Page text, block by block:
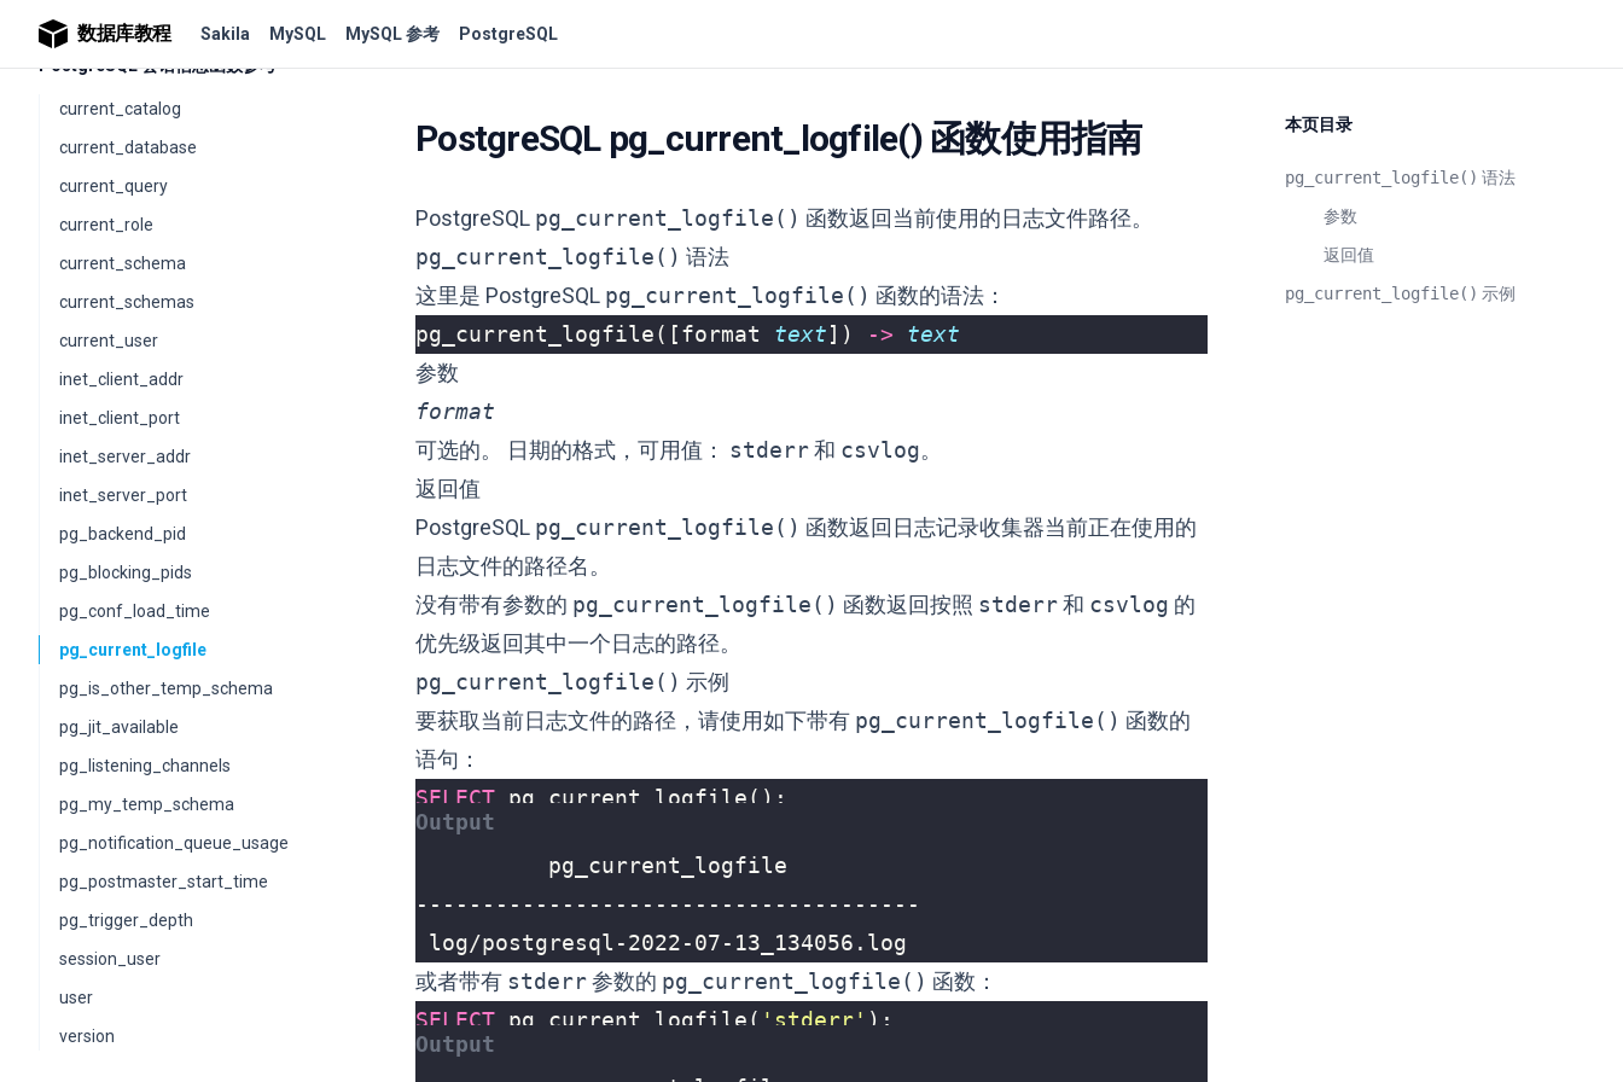
数据库教程 Sakila MySQL MySQL 参考 PostgreSQL
PostgreSQL 会话信息函数参考
current_catalog
current_database
current_query
current_role
current_schema
current_schemas
current_user
inet_client_addr
inet_client_port
inet_server_addr
inet_server_port
pg_backend_pid
pg_blocking_pids
pg_conf_load_time
pg_current_logfile
pg_is_other_temp_schema
pg_jit_available
pg_listening_channels
pg_my_temp_schema
pg_notification_queue_usage
pg_postmaster_start_time
pg_trigger_depth
session_user
user
version
PostgreSQL pg_current_logfile() 函数使用指南
PostgreSQL pg_current_logfile() 函数返回当前使用的日志文件路径。
pg_current_logfile() 语法
这里是 PostgreSQL pg_current_logfile() 函数的语法：
pg_current_logfile([format text]) ->
text
参数
format
可选的。 日期的格式，可用值： stderr和 csvlog。
返回值
PostgreSQL pg_current_logfile() 函数返回日志记录收集器当前正在使用的
日志文件的路径名。
没有带有参数的 pg_current_logfile() 函数返回按照 stderr和 csvlog 的
优先级返回其中一个日志的路径。
pg_current_logfile() 示例
要获取当前日志文件的路径，请使用如下带有 pg_current_logfile() 函数的
语句：
SELECT pg_current_logfile();
log/postgresql-2022-07-13_134056.log
或者带有 stderr参数的 pg_current_logfile() 函数：
SELECT pg_current_logfile( 'stderr' );
本页目录
pg_current_logfile() 语法
参数
返回值
pg_current_logfile() 示例